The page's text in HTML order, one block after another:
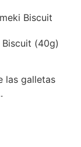
(40g)
las galletas